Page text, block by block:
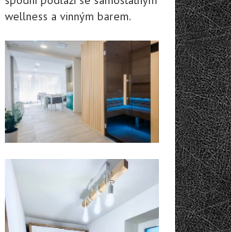
wellness a vinným barem.